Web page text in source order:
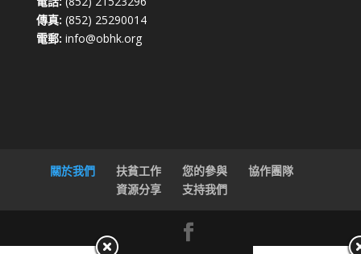
傳真: (852) 25290014
電郵: info@obhk.org
關於我們 扶貧工作 您的參與
協作團隊
資源分享
支持我們